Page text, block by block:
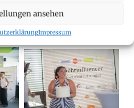
ansehen
Impressum